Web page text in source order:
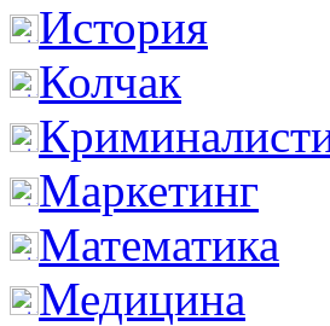
История
Колчак
Маркетинг
Математика
Медицина